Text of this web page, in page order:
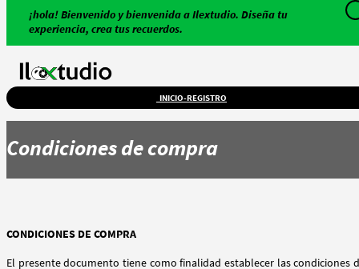
¡hola! Bienvenido y bienvenida a Ilextudio. Diseña tu
experiencia, crea tus recuerdos.
INICIO-REGISTRO
Condiciones de compra
CONDICIONES DE COMPRA
El presente documento tiene como finalidad establecer las condiciones